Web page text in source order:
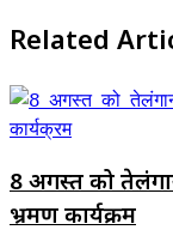
Related
8 अगस्त को
भ्रमण कार्यक्रम